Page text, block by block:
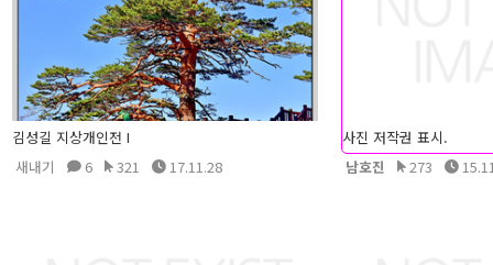
김성길 지상개인전 I
새내기
6 321 17.11.28
사진 저작권 표시.
남호진
273